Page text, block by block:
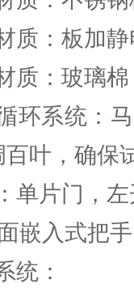
质：板加
质：玻璃棉
环系统：
百叶，确保
单片门，
嵌入式把手
统：